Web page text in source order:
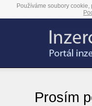
Používáme soubory
Prosím